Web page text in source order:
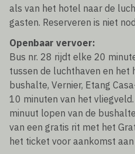
als van het hotel naar de
gasten. Reserveren is niet
Openbaar vervoer:
Bus nr. 28 rijdt elke 20
tussen de luchthaven en het
bushalte, Vernier, Etang
10 minuten van het
minuut lopen van de
van een gratis rit met het
het ticket voor aankomst